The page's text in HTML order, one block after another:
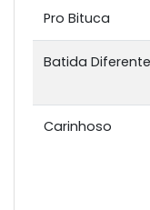
Pro Bituca
Batida Diferente
Carinhoso